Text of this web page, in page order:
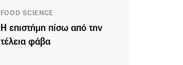
FOOD SCIENCE
Η επιστήμη πίσω από την
τέλεια φάβα